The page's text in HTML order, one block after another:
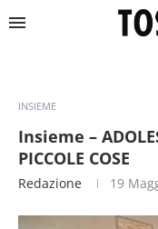
INSIEME
Insieme –
PICCOLE COSE
Redazione 19